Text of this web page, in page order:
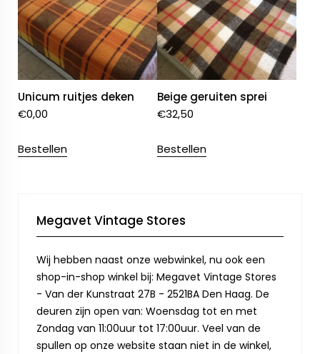
Unicum ruitjes deken
€0,00
Bestellen
Beige geruiten sprei
€32,50
Bestellen
Megavet Vintage Stores
Wij hebben naast onze webwinkel, nu ook een
shop-in-shop winkel bij: Megavet Vintage Stores
- Van der Kunstraat 27B - 2521BA Den Haag. De
deuren zijn open van: Woensdag tot en met
Zondag van 11:00uur tot 17:00uur. Veel van de
spullen op onze website staan niet in de winkel,